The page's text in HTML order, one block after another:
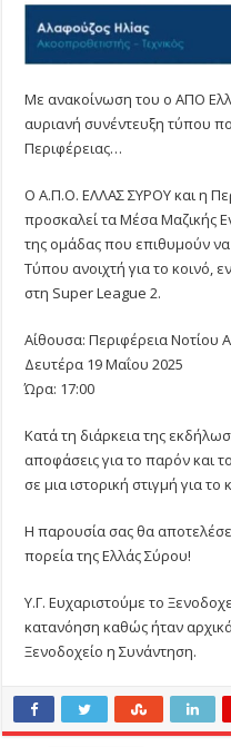
Με ανακοίνωση του ο ΑΠΟ
αυριανή συνέντευξη τύπου
Περιφέρειας…
Ο Α.Π.Ο. ΕΛΛΑΣ ΣΥΡΟΥ και η
προσκαλεί τα Μέσα Μαζικής
της ομάδας που επιθυμούν
Τύπου ανοιχτή για το κοινό,
στη Super League 2.
Αίθουσα: Περιφέρεια Νοτίου
Δευτέρα 19 Μαΐου 2025
Ώρα: 17:00
Κατά τη διάρκεια της
αποφάσεις για το παρόν και
σε μια ιστορική στιγμή για
Η παρουσία σας θα
πορεία της Ελλάς Σύρου!
Υ.Γ. Ευχαριστούμε το
κατανόηση καθώς ήταν
Ξενοδοχείο η Συνάντηση.